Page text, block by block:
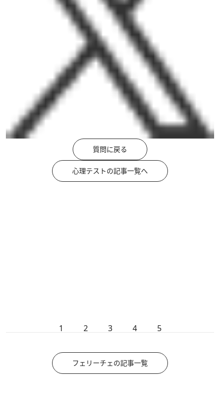
質問に戻る
心理テストの記事一覧へ
1 2 3 4 5
フェリーチェの記事一覧